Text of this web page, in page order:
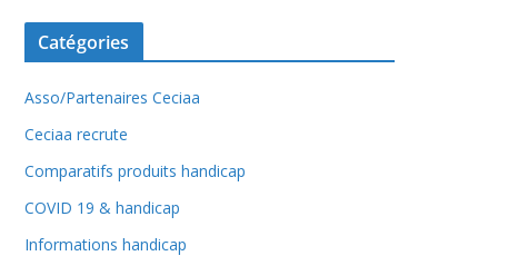
Catégories
Asso/Partenaires Ceciaa
Ceciaa recrute
Comparatifs produits handicap
COVID 19 & handicap
Informations handicap